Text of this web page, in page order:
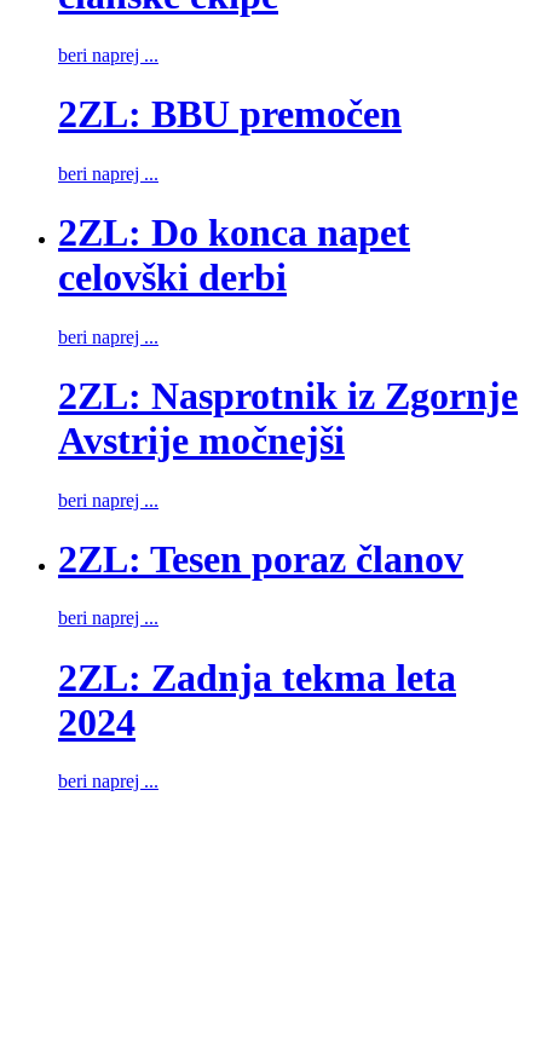
beri naprej ...
2ZL: BBU premočen
beri naprej ...
2ZL: Do konca napet
celovški derbi
beri naprej ...
2ZL: Nasprotnik iz Zgornje
Avstrije močnejši
beri naprej ...
2ZL: Tesen poraz članov
beri naprej ...
2ZL: Zadnja tekma leta
2024
beri naprej ...